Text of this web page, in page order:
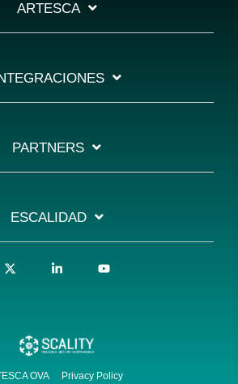
ARTESCA
PARTNERS
ESCALIDAD
OVA Privacy Policy
LinkedinYouTube